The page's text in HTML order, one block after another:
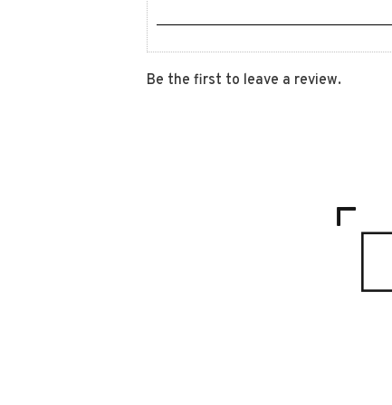
Be the first to leave a review.